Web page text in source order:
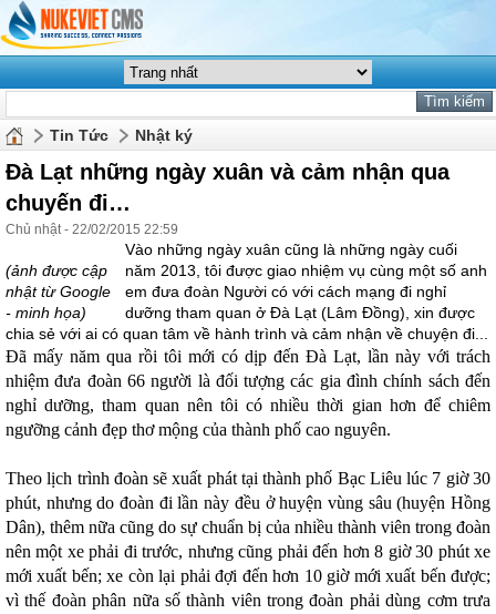
Tin Tức Nhật ký
Đà Lạt những ngày xuân và cảm nhận qua
chuyến đi…
Chủ nhật - 22/02/2015 22:59
(ảnh được cập
nhật từ Google
- minh họa)
Vào những ngày xuân cũng là những ngày cuối
năm 2013, tôi được giao nhiệm vụ cùng một số anh
em đưa đoàn Người có với cách mạng đi nghỉ
dưỡng tham quan ở Đà Lạt (Lâm Đồng), xin được
chia sẻ với ai có quan tâm về hành trình và cảm nhận về chuyện đi...
Đã mấy năm qua rồi tôi mới có dịp đến Đà Lạt, lần này với trách
nhiệm đưa đoàn 66 người là đối tượng các gia đình chính sách đến
nghỉ dưỡng, tham quan nên tôi có nhiều thời gian hơn để chiêm
ngưỡng cảnh đẹp thơ mộng của thành phố cao nguyên.
Theo lịch trình đoàn sẽ xuất phát tại thành phố Bạc Liêu lúc 7 giờ 30
phút, nhưng do đoàn đi lần này đều ở huyện vùng sâu (huyện Hồng
Dân), thêm nữa cũng do sự chuẩn bị của nhiều thành viên trong đoàn
nên một xe phải đi trước, nhưng cũng phải đến hơn 8 giờ 30 phút xe
mới xuất bến; xe còn lại phải đợi đến hơn 10 giờ mới xuất bến được;
vì thế đoàn phân nữa số thành viên trong đoàn phải dùng cơm trưa